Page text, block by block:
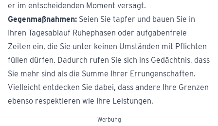
er im entscheidenden Moment versagt.
Gegenmaßnahmen: Seien Sie tapfer und bauen Sie in
Ihren Tagesablauf Ruhephasen oder aufgabenfreie
Zeiten ein, die Sie unter keinen Umständen mit Pflichten
füllen dürfen. Dadurch rufen Sie sich ins Gedächtnis, dass
Sie mehr sind als die Summe Ihrer Errungenschaften.
Vielleicht entdecken Sie dabei, dass andere Ihre Grenzen
ebenso respektieren wie Ihre Leistungen.
Werbung